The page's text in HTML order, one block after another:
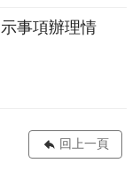
事項辦理情
回上一頁